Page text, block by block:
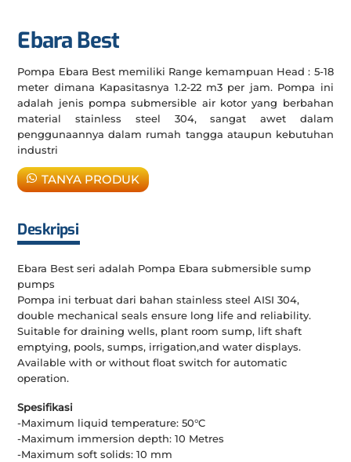
Ebara Best
Pompa Ebara Best memiliki Range kemampuan Head : 5-18
meter dimana Kapasitasnya 1.2-22 m3 per jam. Pompa ini
adalah jenis pompa submersible air kotor yang berbahan
material stainless steel 304, sangat awet dalam
penggunaannya dalam rumah tangga ataupun kebutuhan
industri
TANYA PRODUK
Deskripsi
Ebara Best seri adalah Pompa Ebara submersible sump
pumps
Pompa ini terbuat dari bahan stainless steel AISI 304,
double mechanical seals ensure long life and reliability.
Suitable for draining wells, plant room sump, lift shaft
emptying, pools, sumps, irrigation,and water displays.
Available with or without float switch for automatic
operation.
Spesifikasi
-Maximum liquid temperature: 50°C
-Maximum immersion depth: 10 Metres
-Maximum soft solids: 10 mm